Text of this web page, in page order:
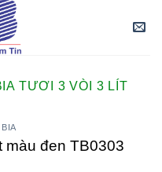
TƯƠI 3 VÒI 3 LÍT
màu đen TB0303